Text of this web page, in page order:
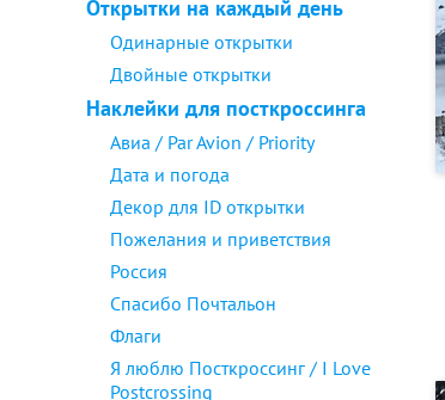
Открытки на каждый день
Одинарные открытки
Двойные открытки
Наклейки для посткроссинга
Авиа / Par Avion / Priority
Дата и погода
Декор для ID открытки
Пожелания и приветствия
Россия
Спасибо Почтальон
Флаги
Я люблю Посткроссинг / I Love
Postcrossing